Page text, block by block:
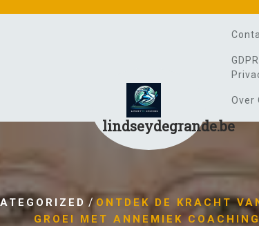
lindseydegrande.be
Over
/ONTDEK DE KRACHT
GROEI MET ANNEMIEK